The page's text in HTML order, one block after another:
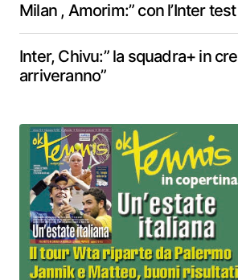
Milan , Amorim:” con l’Inter
Inter, Chivu:” la squadra+ in
arriveranno”